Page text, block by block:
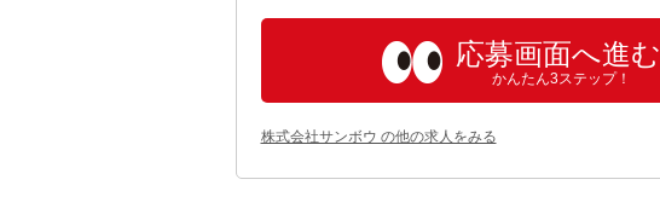
応募画面へ進む
かんたん3ステップ！
株式会社サンボウ の他の求人をみる